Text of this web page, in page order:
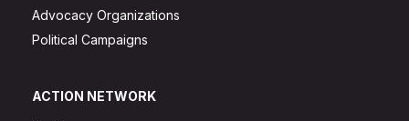
Advocacy Organizations
Political Campaigns
ACTION NETWORK